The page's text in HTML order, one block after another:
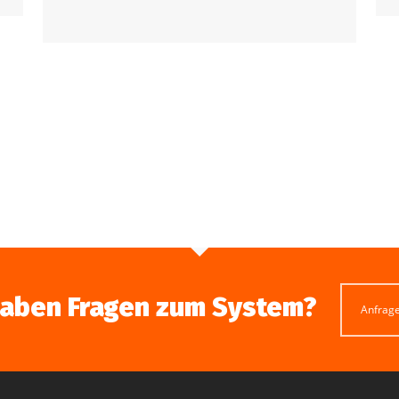
Fragen zum System?